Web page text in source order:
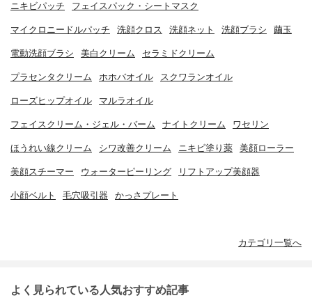
ニキビパッチ フェイスパック・シートマスク
マイクロニードルパッチ 洗顔クロス 洗顔ネット 洗顔ブラシ 繭玉
電動洗顔ブラシ 美白クリーム セラミドクリーム
プラセンタクリーム ホホバオイル スクワランオイル
ローズヒップオイル マルラオイル
フェイスクリーム・ジェル・バーム ナイトクリーム ワセリン
ほうれい線クリーム シワ改善クリーム ニキビ塗り薬 美顔ローラー
美顔スチーマー ウォーターピーリング リフトアップ美顔器
小顔ベルト 毛穴吸引器 かっさプレート
カテゴリ一覧へ
よく見られている人気おすすめ記事